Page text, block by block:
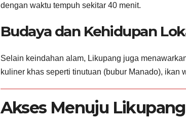
dengan waktu tempuh sekitar 40 menit.
Budaya dan Kehidupan
Selain keindahan alam, Likupang juga
kuliner khas seperti tinutuan (bubur Manado),
Akses Menuju Likupang